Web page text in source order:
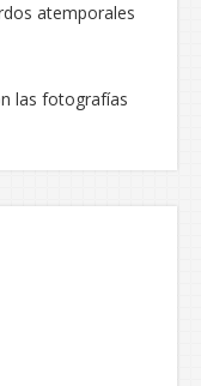
atemporales
las fotografías